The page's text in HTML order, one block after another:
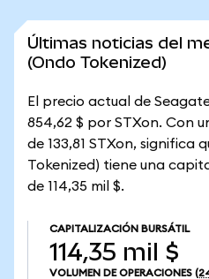
Últimas noticias del
(Ondo Tokenized)
El precio actual de
854,62 $ por STXon. Con
de 133,81 STXon, significa
Tokenized) tiene una
de 114,35 mil $.
CAPITALIZACIÓN BURSÁTIL
114,35 mil $
VOLUMEN DE OPERACIONES